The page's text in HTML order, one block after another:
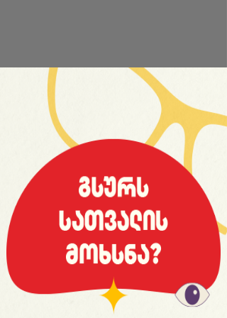
საიტის სრული ვერსია
© 2008 იანვარი, «მსოფლიო სპორტი»
ვებ-გვერდ WORLDSPORT.GE-ს ინფორმაციებისა და
ფოტომასალის გამოყენება, რედაქციასთან
შეთანხმების გარეშე, აკრძალულია!